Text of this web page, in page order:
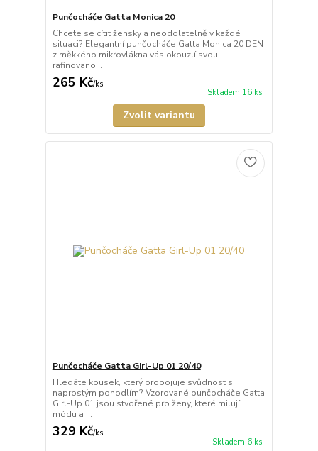
Punčocháče Gatta Monica 20
Chcete se cítit žensky a neodolatelně v každé
situaci? Elegantní punčocháče Gatta Monica 20 DEN
z měkkého mikrovlákna vás okouzlí svou
rafinovano...
265 Kč/ks
Skladem 16 ks
Zvolit variantu
Punčocháče Gatta Girl-Up 01 20/40
Hledáte kousek, který propojuje svůdnost s
naprostým pohodlím? Vzorované punčocháče Gatta
Girl-Up 01 jsou stvořené pro ženy, které milují
módu a ...
329 Kč/ks
Skladem 6 ks